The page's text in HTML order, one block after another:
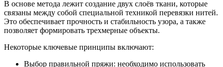
В основе метода лежит создание двух слоёв ткани, которые
связаны между собой специальной техникой перевязки нитей.
Это обеспечивает прочность и стабильность узора, а также
позволяет формировать трехмерные объекты.
Некоторые ключевые принципы включают:
Выбор правильной пряжи: необходимо использовать